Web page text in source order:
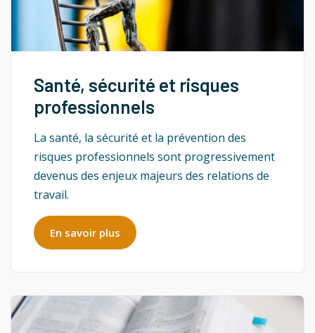
Santé, sécurité et risques
professionnels
La santé, la sécurité et la prévention des
risques professionnels sont progressivement
devenus des enjeux majeurs des relations de
travail.
En savoir plus